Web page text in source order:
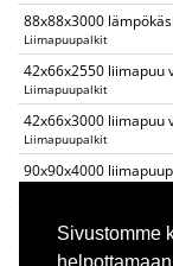
Sivustomme
88x88x3000
Liimapuupalkit
42x66x2550 liimapuu
Liimapuupalkit
42x66x3000 liimapuu
Liimapuupalkit
90x90x4000
Liimapuupalkit